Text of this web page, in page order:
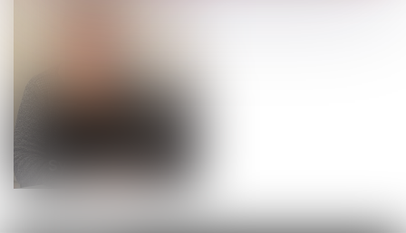
Sylvie GAUVRY